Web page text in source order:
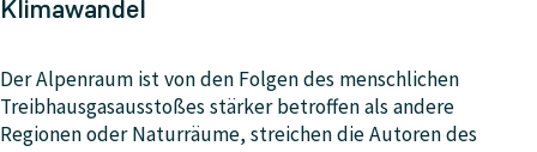
Klimawandel
Der Alpenraum ist von den Folgen des menschlichen
Treibhausgasausstoßes stärker betroffen als andere
Regionen oder Naturräume, streichen die Autoren des